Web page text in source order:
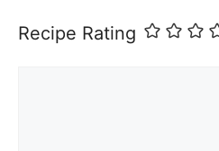
Recipe Rating